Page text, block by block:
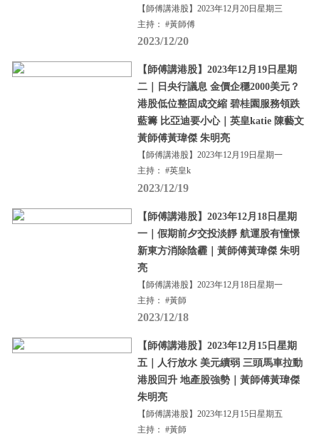
【師傅講港股】2023年12月20日星期三
主持： #黃師傅
2023/12/20
【師傅講港股】2023年12月19日星期
二｜日央行議息 金價企穩2000美元？
港股低位整固成交縮 碧桂園服務領跌
藍籌 比亞迪要小心｜英皇katie 陳藝文
黃師傅黃瑋傑 朱明亮
【師傅講港股】2023年12月19日星期一
主持： #英皇k
2023/12/19
【師傅講港股】2023年12月18日星期
一｜假期前夕交投淡靜 航運股有憧憬
新東方消除陰霾｜黃師傅黃瑋傑 朱明
亮
【師傅講港股】2023年12月18日星期一
主持： #黃師
2023/12/18
【師傅講港股】2023年12月15日星期
五｜人行放水 美元續弱 三頭馬車拉動
港股回升 地產股強勢｜黃師傅黃瑋傑
朱明亮
【師傅講港股】2023年12月15日星期五
主持： #黃師